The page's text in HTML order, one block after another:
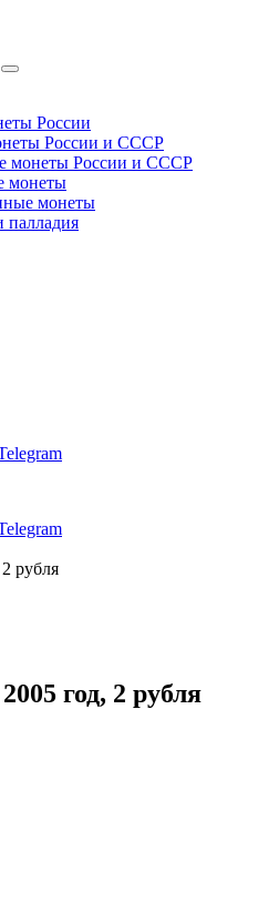
России
России и СССР
монеты России и СССР
монеты
монеты
рубля
год, 2 рубля